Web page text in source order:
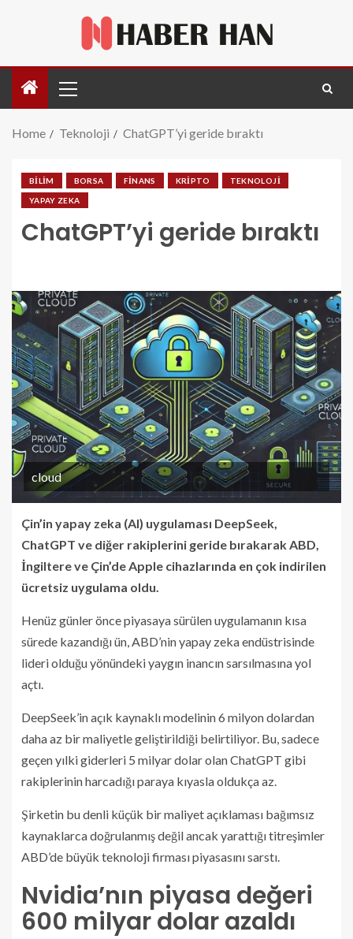
Home Teknoloji ChatGPT’yi geride bıraktı
BILIM BORSA FINANS KRIPTO TEKNOLOJI
YAPAY ZEKA
ChatGPT’yi geride bıraktı
cloud
Çin’in yapay zeka (AI) uygulaması DeepSeek,
ChatGPT ve diğer rakiplerini geride bırakarak ABD,
İngiltere ve Çin’de Apple cihazlarında en çok indirilen
ücretsiz uygulama oldu.
Henüz günler önce piyasaya sürülen uygulamanın kısa
sürede kazandığı ün, ABD’nin yapay zeka endüstrisinde
lideri olduğu yönündeki yaygın inancın sarsılmasına yol
açtı.
DeepSeek’in açık kaynaklı modelinin 6 milyon dolardan
daha az bir maliyetle geliştirildiği belirtiliyor. Bu, sadece
geçen yılki giderleri 5 milyar dolar olan ChatGPT gibi
rakiplerinin harcadığı paraya kıyasla oldukça az.
Şirketin bu denli küçük bir maliyet açıklaması bağımsız
kaynaklarca doğrulanmış değil ancak yarattığı titreşimler
ABD’de büyük teknoloji firması piyasasını sarstı.
Nvidia’nın piyasa değeri
600 milyar dolar azaldı